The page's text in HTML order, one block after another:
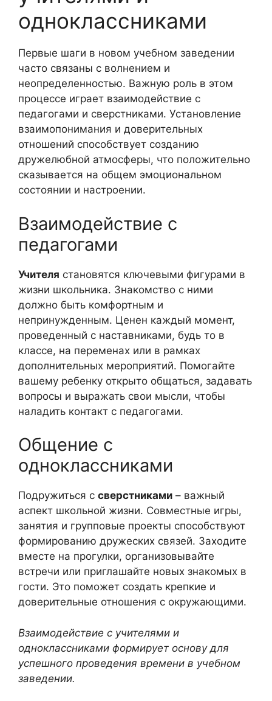
одноклассниками
Первые шаги в новом учебном заведении
часто связаны с волнением и
неопределенностью. Важную роль в этом
процессе играет взаимодействие с
педагогами и сверстниками. Установление
взаимопонимания и доверительных
отношений способствует созданию
дружелюбной атмосферы, что положительно
сказывается на общем эмоциональном
состоянии и настроении.
Взаимодействие с
педагогами
Учителя становятся ключевыми фигурами в
жизни школьника. Знакомство с ними
должно быть комфортным и
непринужденным. Ценен каждый момент,
проведенный с наставниками, будь то в
классе, на переменах или в рамках
дополнительных мероприятий. Помогайте
вашему ребенку открыто общаться, задавать
вопросы и выражать свои мысли, чтобы
наладить контакт с педагогами.
Общение с
одноклассниками
Подружиться с сверстниками – важный
аспект школьной жизни. Совместные игры,
занятия и групповые проекты способствуют
формированию дружеских связей. Заходите
вместе на прогулки, организовывайте
встречи или приглашайте новых знакомых в
гости. Это поможет создать крепкие и
доверительные отношения с окружающими.
Взаимодействие с учителями и
одноклассниками формирует основу для
успешного проведения времени в учебном
заведении.